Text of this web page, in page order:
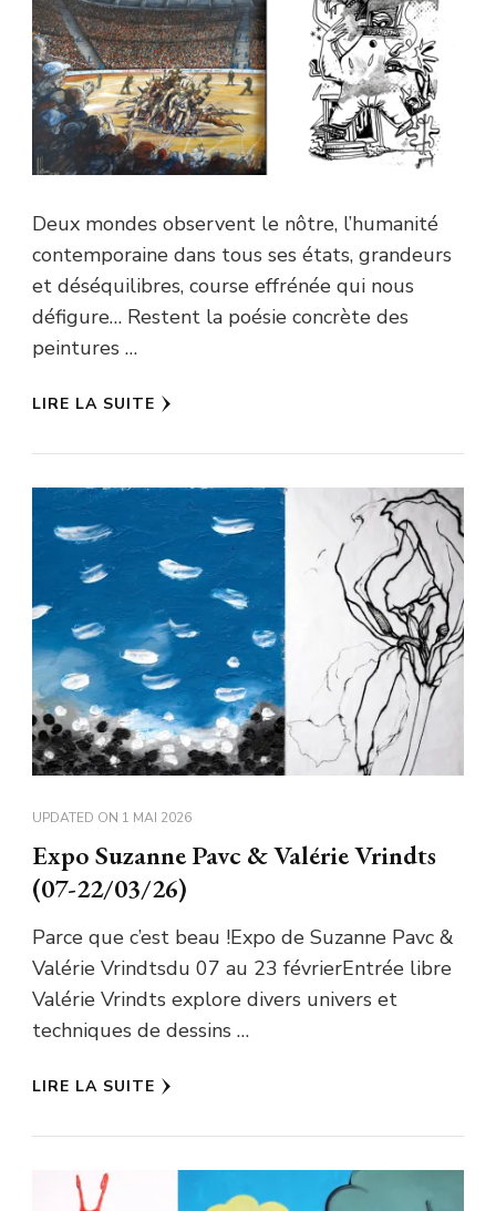
Deux mondes observent le nôtre, l’humanité
contemporaine dans tous ses états, grandeurs
et déséquilibres, course effrénée qui nous
défigure… Restent la poésie concrète des
peintures …
LIRE LA SUITE
UPDATED ON 1 MAI 2026
Expo Suzanne Pavc & Valérie Vrindts
(07-22/03/26)
Parce que c’est beau !Expo de Suzanne Pavc &
Valérie Vrindtsdu 07 au 23 févrierEntrée libre
Valérie Vrindts explore divers univers et
techniques de dessins …
LIRE LA SUITE